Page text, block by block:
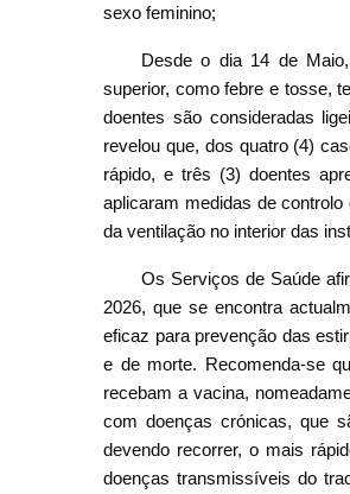
sexo feminino;
Desde o dia 14 de
superior, como febre e tosse,
doentes são consideradas
revelou que, dos quatro (4)
rápido, e três (3) doentes
aplicaram medidas de
da ventilação no interior das
Os Serviços de Saúde
2026, que se encontra
eficaz para prevenção das
e de morte. Recomenda-se
recebam a vacina,
com doenças crónicas, que
devendo recorrer, o mais
doenças transmissíveis do